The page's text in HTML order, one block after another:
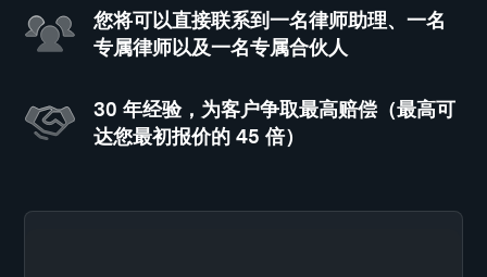
您将可以直接联系到一名律师助理、一名
专属律师以及一名专属合伙人
30 年经验，为客户争取最高赔偿（最高可
达您最初报价的 45 倍）